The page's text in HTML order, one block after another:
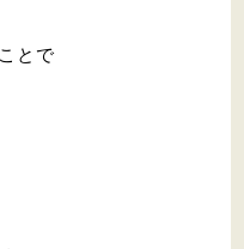
とで